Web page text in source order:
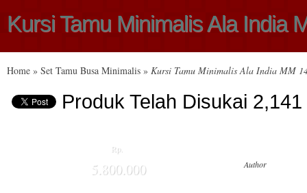
Kursi Tamu Minimalis Ala India
Home » Set Tamu Busa Minimalis » Kursi Tamu Minimalis Ala India MM
Produk Telah Disukai
Rp.
5.800.000 Author